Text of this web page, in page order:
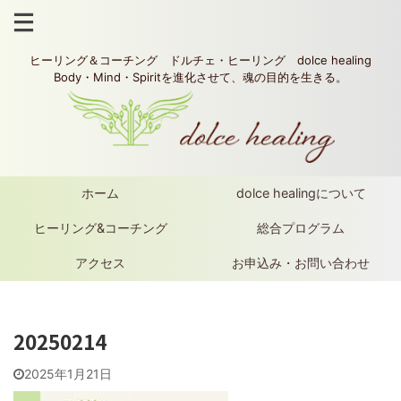
ヒーリング＆コーチング ドルチェ・ヒーリング dolce healing
Body・Mind・Spiritを進化させて、魂の目的を生きる。
ホーム dolce healingについて
ヒーリング&コーチング 総合プログラム
アクセス お申込み・お問い合わせ
20250214
2025年1月21日